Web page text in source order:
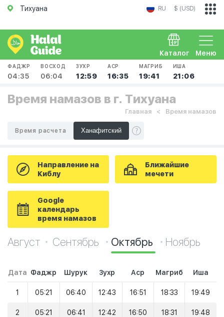
Тихуана RU $ (USD)
Меню
Каталог
ФАДЖР
04:35
ВОСХОД
06:04
ЗУХР
12:59
АСР
16:35
МАГРИБ
19:41
ИША
21:06
Время намазов в г. Тихуана
Главная Время намазов
Время расчета
Направление на
Киблу
Ближайшие
мечети
Google
календарь
время намазов
Август Сентябрь Октябрь Ноябрь
Дата Фаджр Шурук Зухр Аср Магриб Иша
1 05:21 06:40 12:43 16:51 18:33 19:49
2 05:21 06:41 12:42 16:50 18:31 19:48